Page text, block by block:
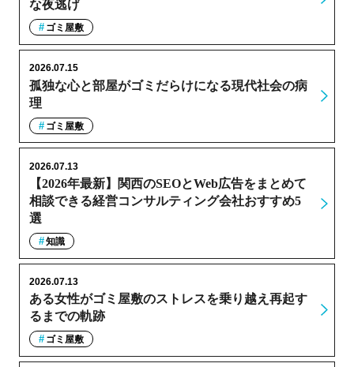
な夜逃げ
ゴミ屋敷
孤独な心と部屋がゴミだらけになる現代社会の病
理
2026.07.15
ゴミ屋敷
【2026年最新】関西のSEOとWeb広告をまとめて
相談できる経営コンサルティング会社おすすめ5
選
2026.07.13
知識
ある女性がゴミ屋敷のストレスを乗り越え再起す
るまでの軌跡
2026.07.13
ゴミ屋敷